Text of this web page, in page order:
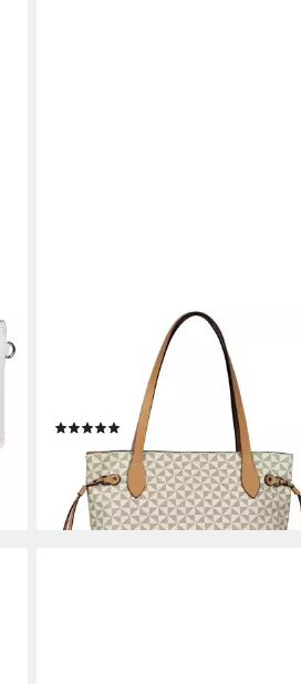
Shopper Barina, aus Lederimitat mit
charakteristischem All-Over-Druck
und Metall Logo
(23)
63,00 €
lieferbar - in 1-2 Werktagen bei dir